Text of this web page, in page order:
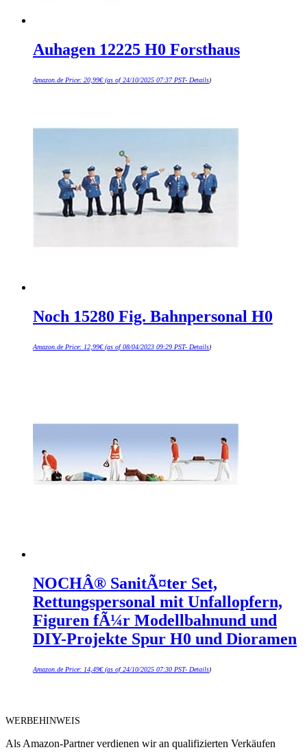
Auhagen 12225 H0 Forsthaus
Amazon.de Price: 20,99€(as of 24/10/2025 07:37 PST- Details)
Noch 15280 Fig. Bahnpersonal H0
Amazon.de Price: 12,99€(as of 08/04/2023 09:29 PST- Details)
NOCHÂ® SanitÃ¤ter Set,
Rettungspersonal mit Unfallopfern,
Figuren fÃ¼r Modellbahnund und
DIY-Projekte Spur H0 und Dioramen
Amazon.de Price: 14,49€(as of 24/10/2025 07:30 PST- Details)
WERBEHINWEIS
Als Amazon-Partner verdienen wir an qualifizierten Verkäufen